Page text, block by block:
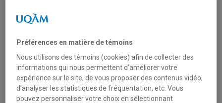
climatiques et résilience des
modèles d’affaires en
immobilier
Préférences en matière de témoins
Nous utilisons des témoins (cookies) afin de collecter des
informations qui nous permettent d’améliorer votre
expérience sur le site, de vous proposer des contenus vidéo,
d’analyser les statistiques de fréquentation, etc. Vous
pouvez personnaliser votre choix en sélectionnant